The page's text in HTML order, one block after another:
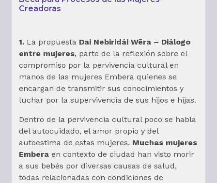
Creadoras
1. La propuesta Dai Nebiridái Wēra – Diálogo
entre mujeres, parte de la reflexión sobre el
compromiso por la pervivencia cultural en
manos de las mujeres Embera quienes se
encargan de transmitir sus conocimientos y
luchar por la supervivencia de sus hijos e hijas.
Dentro de la pervivencia cultural poco se habla
del autocuidado, el amor propio y del
autoestima de estas mujeres. Muchas mujeres
Embera en contexto de ciudad han visto morir
a sus bebés por diversas causas de salud,
todas relacionadas con condiciones de